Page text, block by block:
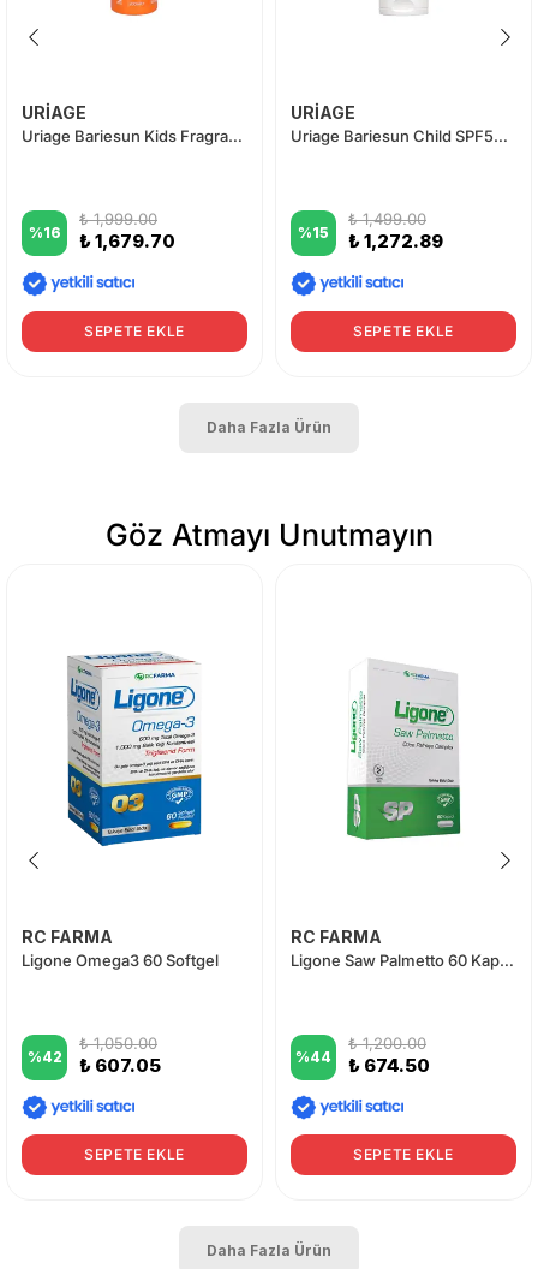
URİAGE
Uriage Bariesun Kids Fragrance-Free SPF50+ Spray 200 ml
%16
₺ 1,999.00
₺ 1,679.70
SEPETE EKLE
URİAGE
Uriage Bariesun Child SPF50+ Lotion 100 ml
%15
₺ 1,499.00
₺ 1,272.89
SEPETE EKLE
Daha Fazla Ürün
Göz Atmayı Unutmayın
RC FARMA
Ligone Omega3 60 Softgel
%42
₺ 1,050.00
₺ 607.05
SEPETE EKLE
RC FARMA
Ligone Saw Palmetto 60 Kapsül
%44
₺ 1,200.00
₺ 674.50
SEPETE EKLE
Daha Fazla Ürün